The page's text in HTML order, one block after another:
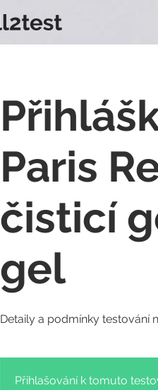
Paris
čisticí
gel
Přihlašování k tomuto